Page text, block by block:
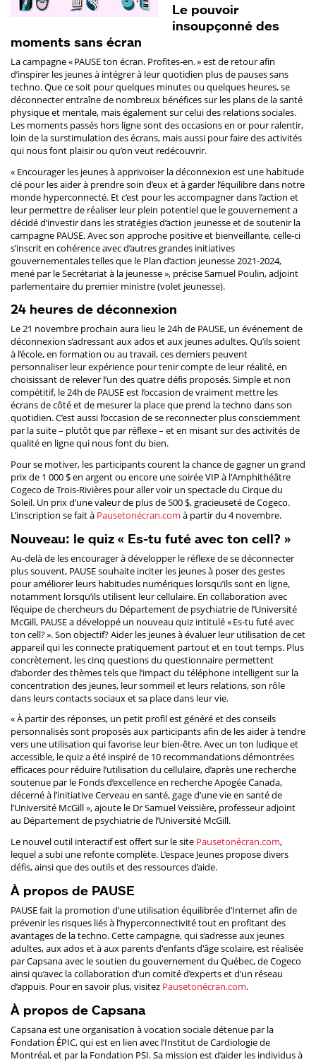
Le pouvoir
insoupçonné des
moments sans écran
La campagne « PAUSE ton écran. Profites-en. » est de retour afin
d’inspirer les jeunes à intégrer à leur quotidien plus de pauses sans
techno. Que ce soit pour quelques minutes ou quelques heures, se
déconnecter entraîne de nombreux bénéfices sur les plans de la santé
physique et mentale, mais également sur celui des relations sociales.
Les moments passés hors ligne sont des occasions en or pour ralentir,
loin de la surstimulation des écrans, mais aussi pour faire des activités
qui nous font plaisir ou qu’on veut redécouvrir.
« Encourager les jeunes à apprivoiser la déconnexion est une habitude
clé pour les aider à prendre soin d’eux et à garder l’équilibre dans notre
monde hyperconnecté. Et c’est pour les accompagner dans l’action et
leur permettre de réaliser leur plein potentiel que le gouvernement a
décidé d’investir dans les stratégies d’action jeunesse et de soutenir la
campagne PAUSE. Avec son approche positive et bienveillante, celle-ci
s’inscrit en cohérence avec d’autres grandes initiatives
gouvernementales telles que le Plan d’action jeunesse 2021-2024,
mené par le Secrétariat à la jeunesse », précise Samuel Poulin, adjoint
parlementaire du premier ministre (volet jeunesse).
24 heures de déconnexion
Le 21 novembre prochain aura lieu le 24h de PAUSE, un événement de
déconnexion s’adressant aux ados et aux jeunes adultes. Qu’ils soient
à l’école, en formation ou au travail, ces derniers peuvent
personnaliser leur expérience pour tenir compte de leur réalité, en
choisissant de relever l’un des quatre défis proposés. Simple et non
compétitif, le 24h de PAUSE est l’occasion de vraiment mettre les
écrans de côté et de mesurer la place que prend la techno dans son
quotidien. C’est aussi l’occasion de se reconnecter plus consciemment
par la suite – plutôt que par réflexe – et en misant sur des activités de
qualité en ligne qui nous font du bien.
Pour se motiver, les participants courent la chance de gagner un grand
prix de 1 000 $ en argent ou encore une soirée VIP à l'Amphithéâtre
Cogeco de Trois-Rivières pour aller voir un spectacle du Cirque du
Soleil. Un prix d’une valeur de plus de 500 $, gracieuseté de Cogeco.
L’inscription se fait à Pausetonécran.com à partir du 4 novembre.
Nouveau: le quiz « Es-tu futé avec ton cell? »
Au-delà de les encourager à développer le réflexe de se déconnecter
plus souvent, PAUSE souhaite inciter les jeunes à poser des gestes
pour améliorer leurs habitudes numériques lorsqu’ils sont en ligne,
notamment lorsqu’ils utilisent leur cellulaire. En collaboration avec
l’équipe de chercheurs du Département de psychiatrie de l’Université
McGill, PAUSE a développé un nouveau quiz intitulé « Es-tu futé avec
ton cell? ». Son objectif? Aider les jeunes à évaluer leur utilisation de cet
appareil qui les connecte pratiquement partout et en tout temps. Plus
concrètement, les cinq questions du questionnaire permettent
d’aborder des thèmes tels que l’impact du téléphone intelligent sur la
concentration des jeunes, leur sommeil et leurs relations, son rôle
dans leurs contacts sociaux et sa place dans leur vie.
« À partir des réponses, un petit profil est généré et des conseils
personnalisés sont proposés aux participants afin de les aider à tendre
vers une utilisation qui favorise leur bien-être. Avec un ton ludique et
accessible, le quiz a été inspiré de 10 recommandations démontrées
efficaces pour réduire l’utilisation du cellulaire, d’après une recherche
soutenue par le Fonds d’excellence en recherche Apogée Canada,
décerné à l’initiative Cerveau en santé, gage d’une vie en santé de
l’Université McGill », ajoute le Dr Samuel Veissière, professeur adjoint
au Département de psychiatrie de l’Université McGill.
Le nouvel outil interactif est offert sur le site Pausetonécran.com,
lequel a subi une refonte complète. L’espace Jeunes propose divers
défis, ainsi que des outils et des ressources d’aide.
À propos de PAUSE
PAUSE fait la promotion d’une utilisation équilibrée d’Internet afin de
prévenir les risques liés à l’hyperconnectivité tout en profitant des
avantages de la techno. Cette campagne, qui s’adresse aux jeunes
adultes, aux ados et à aux parents d'enfants d'âge scolaire, est réalisée
par Capsana avec le soutien du gouvernement du Québec, de Cogeco
ainsi qu’avec la collaboration d’un comité d’experts et d’un réseau
d’appuis. Pour en savoir plus, visitez Pausetonécran.com.
À propos de Capsana
Capsana est une organisation à vocation sociale détenue par la
Fondation ÉPIC, qui est en lien avec l’Institut de Cardiologie de
Montréal, et par la Fondation PSI. Sa mission est d’aider les individus à